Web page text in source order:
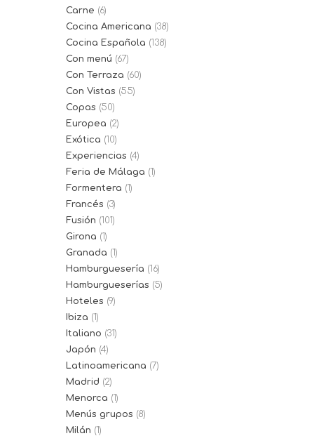
Carne (6)
Cocina Americana (38)
Cocina Española (138)
Con menú (67)
Con Terraza (60)
Con Vistas (55)
Copas (50)
Europea (2)
Exótica (10)
Experiencias (4)
Feria de Málaga (1)
Formentera (1)
Francés (3)
Fusión (101)
Girona (1)
Granada (1)
Hamburguesería (16)
Hamburgueserías (5)
Hoteles (9)
Ibiza (1)
Italiano (31)
Japón (4)
Latinoamericana (7)
Madrid (2)
Menorca (1)
Menús grupos (8)
Milán (1)